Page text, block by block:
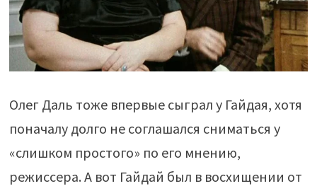
Олег Даль тоже впервые сыграл у Гайдая, хотя
поначалу долго не соглашался сниматься у
«слишком простого» по его мнению,
режиссера. А вот Гайдай был в восхищении от